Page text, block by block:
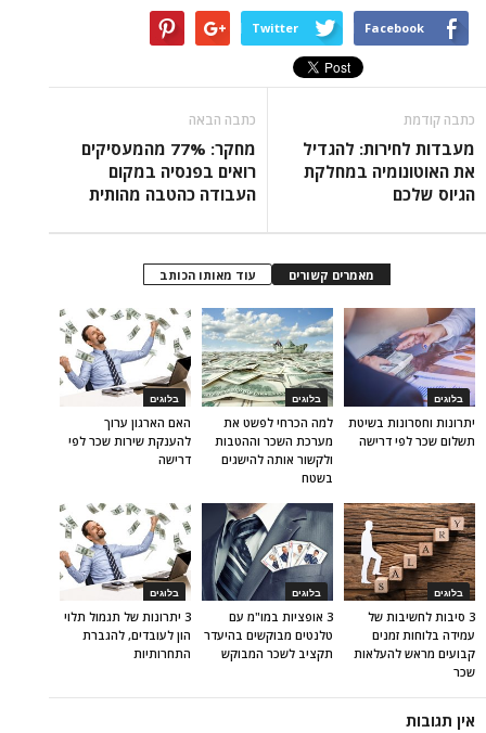
Facebook
Twitter
כתבה קודמת
מעבדות לחירות: להגדיל
את האוטונומיה במחלקת
הגיוס שלכם
כתבה הבאה
מחקר: 77% מהמעסיקים
רואים בפנסיה במקום
העבודה כהטבה מהותית
מאמרים קשורים עוד מאותו הכותב
בלוגים
האם הארגון ערוך
להענקת שירות שכר לפי
דרישה
בלוגים
למה הכרחי לפשט את
מערכת השכר וההטבות
ולקשור אותה להישגים
בשטח
בלוגים
יתרונות וחסרונות בשיטת
תשלום שכר לפי דרישה
בלוגים
3 יתרונות של תגמול תלוי
הון לעובדים, להגברת
התחרותיות
בלוגים
3 אופציות במו"מ עם
טלנטים מבוקשים בהיעדר
תקציב לשכר המבוקש
בלוגים
3 סיבות לחשיבות של
עמידה בלוחות זמנים
קבועים מראש להעלאות
שכר
אין תגובות